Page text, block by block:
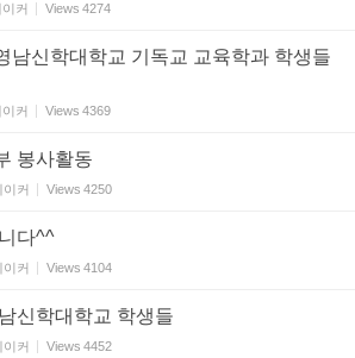
커 Views 4274
남신학대학교 기독교 교육학과 학생들
커 Views 4369
봉사활동
커 Views 4250
다^^
커 Views 4104
신학대학교 학생들
커 Views 4452